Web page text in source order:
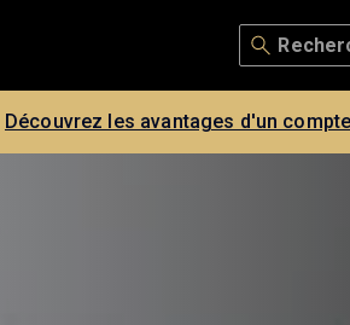
Découvrez les avantages d'un